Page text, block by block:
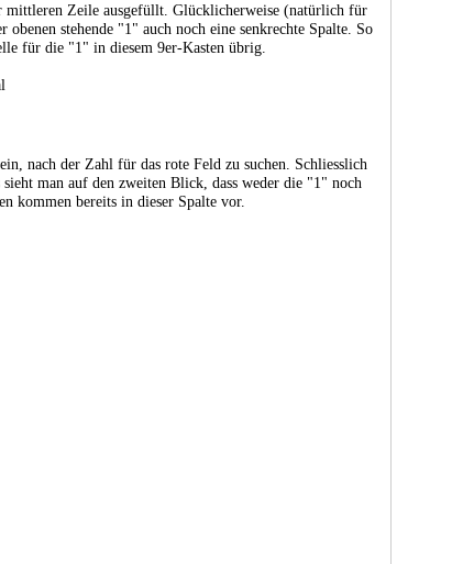
Zeile ausgefüllt. Glücklicherweise (natürlich für
stehende "1" auch noch eine senkrechte Spalte. So
für die "1" in diesem 9er-Kasten übrig.
nach der Zahl für das rote Feld zu suchen. Schliesslich
man auf den zweiten Blick, dass weder die "1" noch
kommen bereits in dieser Spalte vor.